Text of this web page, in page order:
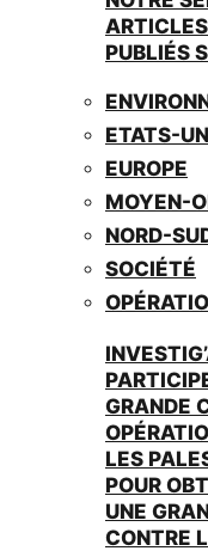
PUBLIÉS
ETATS-
EUROPE
MOYEN-
NORD-
SOCIÉTÉ
GRANDE
LES
POUR
UNE
CONTRE